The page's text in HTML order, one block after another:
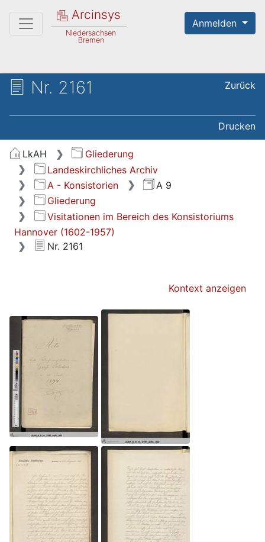
Arcinsys
Niedersachsen
Bremen
Anmelden
Nr. 2161 Zurück
Drucken
LkAH
Gliederung
Landeskirchliches Archiv
A - Konsistorien
A 9
Gliederung
Visitationen im Bereich des Konsistoriums
Hannover (1602-1957)
Nr. 2161
Kontext anzeigen